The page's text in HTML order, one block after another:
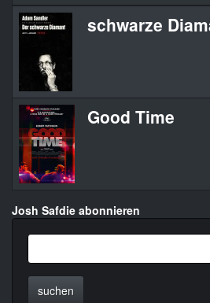
schwarze
Good Time
Josh Safdie abonnieren
suchen